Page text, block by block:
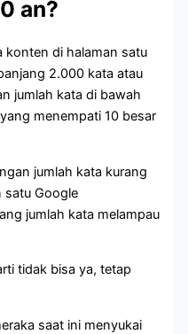
an?
konten di halaman satu
2.000 kata atau
jumlah kata di bawah
menempati 10 besar
jumlah kata kurang
satu Google
jumlah kata melampau
tidak bisa ya, tetap
saat ini menyukai